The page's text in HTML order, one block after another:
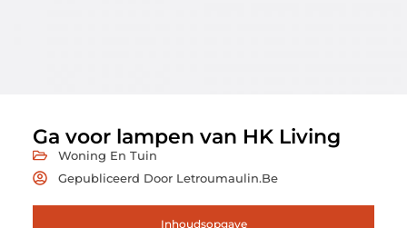
Ga voor lampen van HK Living
Woning En Tuin
Gepubliceerd Door Letroumaulin.be
Inhoudsopgave